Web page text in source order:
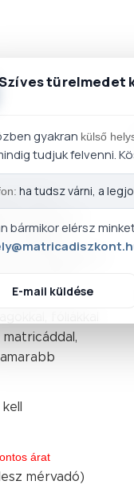
falra,
gyönyörű
vállalunk,
jellemzi
az adott
egyedileg,
fóliákkal
árat
mérvadó)
türelmedet
gyakran külső
tudjuk felvenni.
ha tudsz várni, a
bármikor elérsz
E-mail küldése